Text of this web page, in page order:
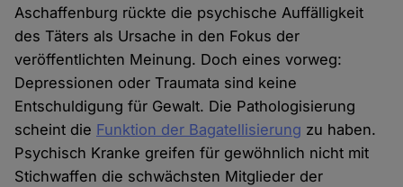
Aschaffenburg rückte die psychische Auffälligkeit
des Täters als Ursache in den Fokus der
veröffentlichten Meinung. Doch eines vorweg:
Depressionen oder Traumata sind keine
Entschuldigung für Gewalt. Die Pathologisierung
scheint die Funktion der Bagatellisierung zu haben.
Psychisch Kranke greifen für gewöhnlich nicht mit
Stichwaffen die schwächsten Mitglieder der